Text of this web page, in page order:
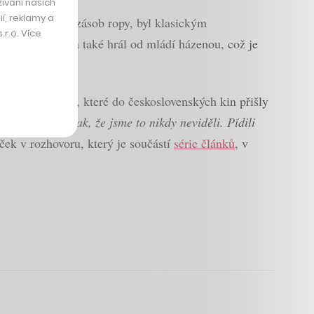
zásob ropy, byl klasickým
kamaráda a také hrál od mládí házenou, což je
s kung-fu, které do československých kin přišly
uměli prát tak, že jsme to nikdy neviděli. Pídili
v rozhovoru, který je součástí série článků, v
reklamy a
Více